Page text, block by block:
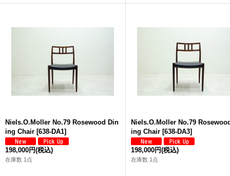
Niels.O.Moller No.79 Rosewood Din
ing Chair [638-DA1]
198,000円(税込)
在庫数 1点
Niels.O.Moller No.79
ing Chair [638-DA3]
198,000円(税込)
在庫数 1点